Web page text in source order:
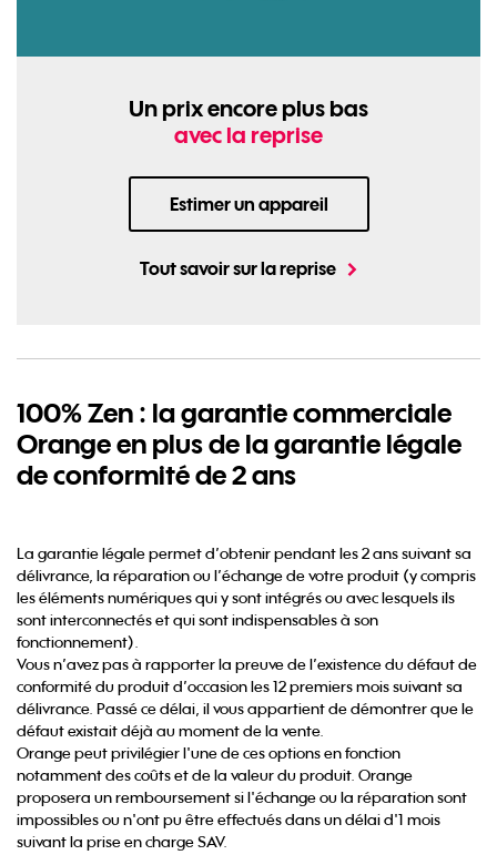
Un prix encore plus bas
avec la reprise
Estimer un appareil
Tout savoir sur la reprise
100% Zen : la garantie commerciale
Orange en plus de la garantie légale
de conformité de 2 ans
La garantie légale permet d’obtenir pendant les 2 ans suivant sa
délivrance, la réparation ou l’échange de votre produit (y compris
les éléments numériques qui y sont intégrés ou avec lesquels ils
sont interconnectés et qui sont indispensables à son
fonctionnement).​
Vous n’avez pas à rapporter la preuve de l’existence du défaut de
conformité du produit d’occasion les 12 premiers mois suivant sa
délivrance. Passé ce délai, il vous appartient de démontrer que le
défaut existait déjà au moment de la vente​.
Orange peut privilégier l'une de ces options en fonction
notamment des coûts et de la valeur du produit. Orange
proposera un remboursement si l'échange ou la réparation sont
impossibles ou n'ont pu être effectués dans un délai d'1 mois
suivant la prise en charge SAV.​